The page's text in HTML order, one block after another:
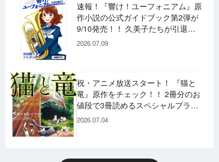
速報！『響け！ユーフォニアム』原
作小説の公式ガイドブック第2弾が
9/10発売！！ 久美子たちが引退し
た後の書き下ろし小説など充実の内
2026.07.09
祝・アニメ放送スタート！ 『猫と
竜』原作をチェック！！ 2冊分のお
値段で3冊読めるスペシャルプライ
スパックのコミックスも発売！
2026.07.04